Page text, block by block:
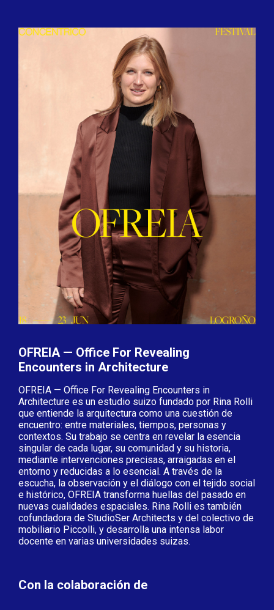
OFREIA — Office For Revealing
Encounters in Architecture
OFREIA — Office For Revealing Encounters in
Architecture es un estudio suizo fundado por Rina Rolli
que entiende la arquitectura como una cuestión de
encuentro: entre materiales, tiempos, personas y
contextos. Su trabajo se centra en revelar la esencia
singular de cada lugar, su comunidad y su historia,
mediante intervenciones precisas, arraigadas en el
entorno y reducidas a lo esencial. A través de la
escucha, la observación y el diálogo con el tejido social
e histórico, OFREIA transforma huellas del pasado en
nuevas cualidades espaciales. Rina Rolli es también
cofundadora de StudioSer Architects y del colectivo de
mobiliario Piccolli, y desarrolla una intensa labor
docente en varias universidades suizas.
Con la colaboración de